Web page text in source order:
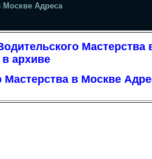
Москве Адреса
Мастерства
архиве
в Москве